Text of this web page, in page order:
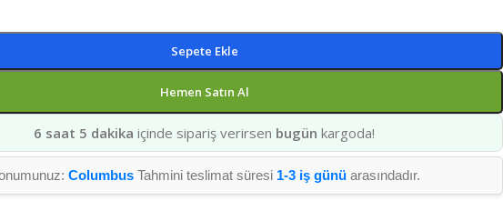
Sepete Ekle
Hemen Satın Al
6 saat 5 dakika içinde sipariş verirsen bugün kargoda!
ColumbusTahmini teslimat süresi 1-3 iş günüarasındadır.